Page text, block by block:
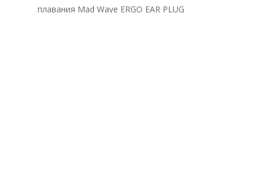
плавания Mad Wave ERGO EAR PLUG